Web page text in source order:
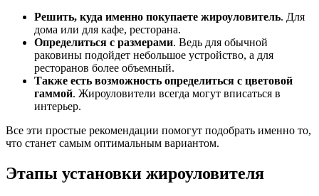
Решить, куда именно покупаете жироуловитель. Для
дома или для кафе, ресторана.
Определиться с размерами. Ведь для обычной
раковины подойдет небольшое устройство, а для
ресторанов более объемный.
Также есть возможность определиться с цветовой
гаммой. Жироуловители всегда могут вписаться в
интерьер.
Все эти простые рекомендации помогут подобрать именно то,
что станет самым оптимальным вариантом.
Этапы установки жироуловителя